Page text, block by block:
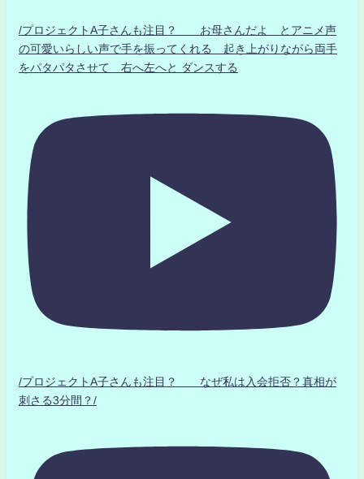
/プロジェクトA子さんも注目？ お母さんだよ とアニメ声
の可愛いらしい声で手を振ってくれる 起き上がりながら両手
をパタパタさせて 右へ左へと ダンスする
/プロジェクトA子さんも注目？ なぜ私は入会拒否？真相が
刺さる3分間？/